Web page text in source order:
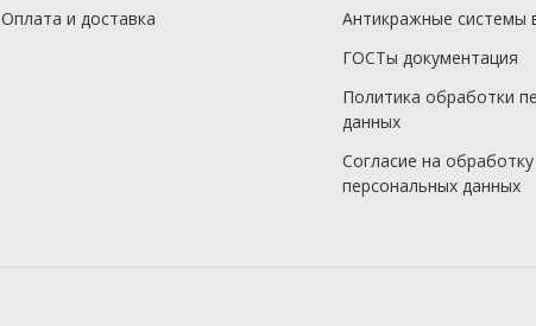
Оплата и доставка
Антикражные системы
ГОСТы документация
Политика обработки
данных
Согласие на обработку
персональных данных